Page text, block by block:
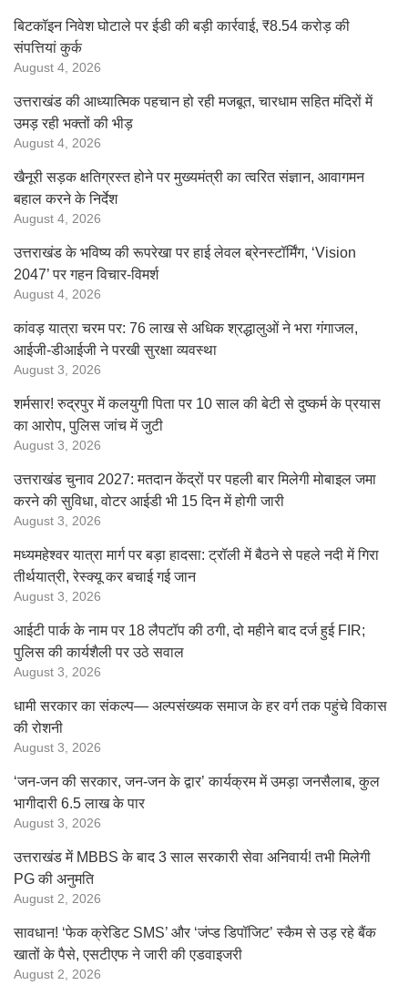
बिटकॉइन निवेश घोटाले पर ईडी की बड़ी कार्रवाई, ₹8.54 करोड़ की
संपत्तियां कुर्क
August 4, 2026
उत्तराखंड की आध्यात्मिक पहचान हो रही मजबूत, चारधाम सहित मंदिरों में
उमड़ रही भक्तों की भीड़
August 4, 2026
खैनूरी सड़क क्षतिग्रस्त होने पर मुख्यमंत्री का त्वरित संज्ञान, आवागमन
बहाल करने के निर्देश
August 4, 2026
उत्तराखंड के भविष्य की रूपरेखा पर हाई लेवल ब्रेनस्टॉर्मिंग, ‘Vision
2047’ पर गहन विचार-विमर्श
August 4, 2026
कांवड़ यात्रा चरम पर: 76 लाख से अधिक श्रद्धालुओं ने भरा गंगाजल,
आईजी-डीआईजी ने परखी सुरक्षा व्यवस्था
August 3, 2026
शर्मसार! रुद्रपुर में कलयुगी पिता पर 10 साल की बेटी से दुष्कर्म के प्रयास
का आरोप, पुलिस जांच में जुटी
August 3, 2026
उत्तराखंड चुनाव 2027: मतदान केंद्रों पर पहली बार मिलेगी मोबाइल जमा
करने की सुविधा, वोटर आईडी भी 15 दिन में होगी जारी
August 3, 2026
मध्यमहेश्वर यात्रा मार्ग पर बड़ा हादसा: ट्रॉली में बैठने से पहले नदी में गिरा
तीर्थयात्री, रेस्क्यू कर बचाई गई जान
August 3, 2026
आईटी पार्क के नाम पर 18 लैपटॉप की ठगी, दो महीने बाद दर्ज हुई FIR;
पुलिस की कार्यशैली पर उठे सवाल
August 3, 2026
धामी सरकार का संकल्प— अल्पसंख्यक समाज के हर वर्ग तक पहुंचे विकास
की रोशनी
August 3, 2026
‘जन-जन की सरकार, जन-जन के द्वार’ कार्यक्रम में उमड़ा जनसैलाब, कुल
भागीदारी 6.5 लाख के पार
August 3, 2026
उत्तराखंड में MBBS के बाद 3 साल सरकारी सेवा अनिवार्य! तभी मिलेगी
PG की अनुमति
August 2, 2026
सावधान! ‘फेक क्रेडिट SMS’ और ‘जंप्ड डिपॉजिट’ स्कैम से उड़ रहे बैंक
खातों के पैसे, एसटीएफ ने जारी की एडवाइजरी
August 2, 2026